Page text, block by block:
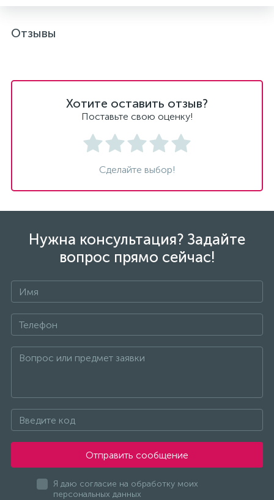
Отзывы
Хотите оставить отзыв?
Поставьте свою оценку!
Сделайте выбор!
Нужна консультация? Задайте
вопрос прямо сейчас!
Отправить сообщение
Я даю согласие на обработку моих
персональных данных